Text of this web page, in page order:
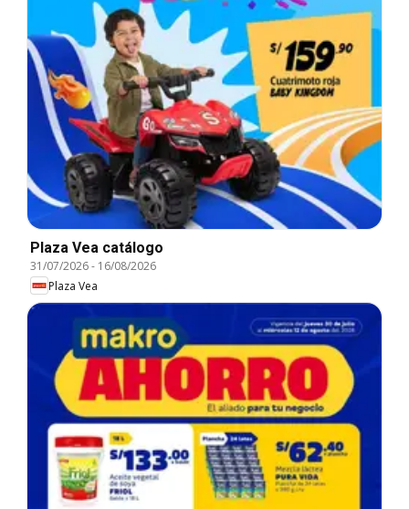
Plaza Vea catálogo
31/07/2026- 16/08/2026
Plaza Vea